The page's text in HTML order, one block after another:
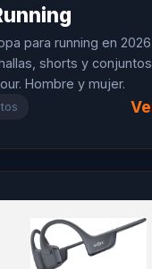
para running en
shorts y
Hombre y mujer.